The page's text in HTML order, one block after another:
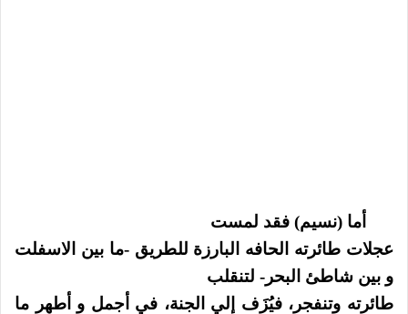
أما (نسيم) فقد لمست
عجلات طائرته الحافه البارزة للطريق -ما بين الاسفلت
و بين شاطئ البحر- لتنقلب
طائرته وتنفجر، فيُزَف إلي الجنة، في أجمل و أطهر ما